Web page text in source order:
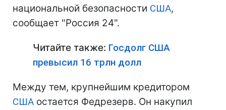
национальной безопасности США,
сообщает "Россия 24".
Читайте также: Госдолг США
превысил 16 трлн долл
Между тем, крупнейшим кредитором
США остается Федрезерв. Он накупил